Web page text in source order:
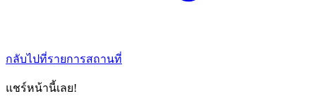
กลับไปที่รายการสถานที่
แชร์หน้านี้เลย!